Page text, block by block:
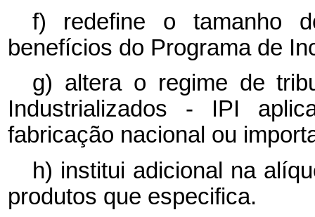
f) redefine o tamanho
benefícios do Programa de
g) altera o regime de
Industrializados - IPI
fabricação nacional ou
h) institui adicional na
produtos que especifica.